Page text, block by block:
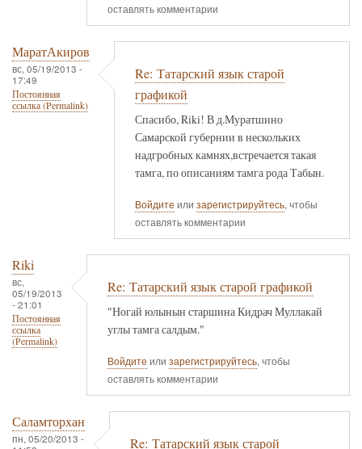
оставлять комментарии
МаратАкиров
вс, 05/19/2013 -
17:49
Постоянная
ссылка (Permalink)
Re: Татарский язык старой
графикой
Спасибо, Riki! В д.Муратшино
Самарской губернии в нескольких
надгробных камнях,встречается такая
тамга, по описаниям тамга рода Табын.
Войдите или зарегистрируйтесь, чтобы
оставлять комментарии
Riki
вс,
05/19/2013
- 21:01
Постоянная
ссылка
(Permalink)
Re: Татарский язык старой графикой
"Ногай юлынын старшина Кидрач Муллакай
углы тамга салдым."
Войдите или зарегистрируйтесь, чтобы
оставлять комментарии
Саламторхан
пн, 05/20/2013 -
Re: Татарский язык старой